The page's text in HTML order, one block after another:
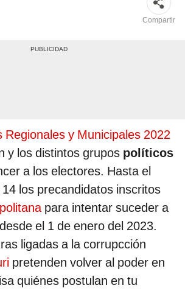
Compartir
Regionales y Municipales 2022
y los distintos grupos políticos
a los electores. Hasta el
los precandidatos inscritos
para intentar suceder a
desde el 1 de enero del 2023.
ligadas a la corrupcción
pretenden volver al poder en
quiénes postulan en tu